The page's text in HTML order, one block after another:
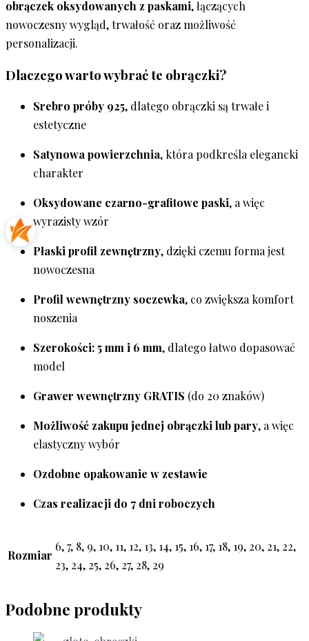
obrączek oksydowanych z paskami, łączących
nowoczesny wygląd, trwałość oraz możliwość
personalizacji.
Dlaczego warto wybrać te obrączki?
Srebro próby 925, dlatego obrączki są trwałe i
estetyczne
Satynowa powierzchnia, która podkreśla elegancki
charakter
Oksydowane czarno-grafitowe paski, a więc
wyrazisty wzór
Płaski profil zewnętrzny, dzięki czemu forma jest
nowoczesna
Profil wewnętrzny soczewka, co zwiększa komfort
noszenia
Szerokości: 5 mm i 6 mm, dlatego łatwo dopasować
model
Grawer wewnętrzny GRATIS (do 20 znaków)
Możliwość zakupu jednej obrączki lub pary, a więc
elastyczny wybór
Ozdobne opakowanie w zestawie
Czas realizacji do 7 dni roboczych
Rozmiar
6, 7, 8, 9, 10, 11, 12, 13, 14, 15, 16, 17, 18, 19, 20, 21, 22,
23, 24, 25, 26, 27, 28, 29
Podobne produkty